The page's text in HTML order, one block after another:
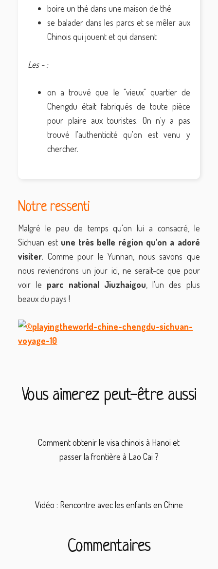
boire un thé dans une maison de thé
se balader dans les parcs et se mêler aux
Chinois qui jouent et qui dansent
Les - :
on a trouvé que le "vieux" quartier de
Chengdu était fabriqués de toute pièce
pour plaire aux touristes. On n'y a pas
trouvé l'authenticité qu'on est venu y
chercher.
Notre ressenti
Malgré le peu de temps qu'on lui a consacré, le
Sichuan est une très belle région qu'on a adoré
visiter. Comme pour le Yunnan, nous savons que
nous reviendrons un jour ici, ne serait-ce que pour
voir le parc national Jiuzhaigou, l'un des plus
beaux du pays !
Vous aimerez peut-être aussi
Comment obtenir le visa chinois à Hanoi et
passer la frontière à Lao Cai ?
Vidéo : Rencontre avec les enfants en Chine
InteractionsCommentaires